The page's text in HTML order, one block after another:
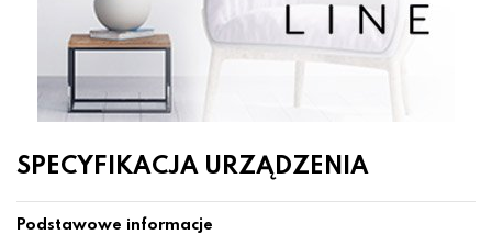
SPECYFIKACJA URZĄDZENIA
Podstawowe informacje